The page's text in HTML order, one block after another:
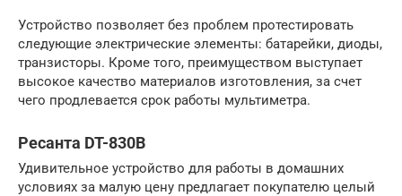
Устройство позволяет без проблем протестировать
следующие электрические элементы: батарейки, диоды,
транзисторы. Кроме того, преимуществом выступает
высокое качество материалов изготовления, за счет
чего продлевается срок работы мультиметра.
Ресанта DT-830B
Удивительное устройство для работы в домашних
условиях за малую цену предлагает покупателю целый